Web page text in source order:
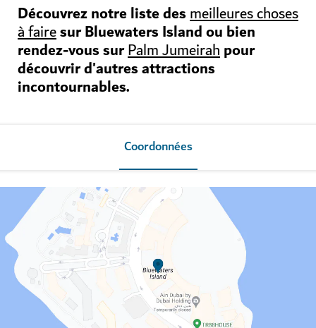
Découvrez notre liste desmeilleures choses
à fairesur Bluewaters Island ou bien
rendez-vous surPalm Jumeirahpour
découvrir d'autres attractions
incontournables.
Coordonnées